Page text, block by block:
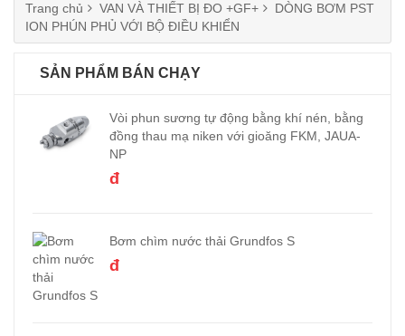
Trang chủ VAN VÀ THIẾT BỊ ĐO +GF+
DÒNG BƠM PST
ION PHÚN PHỦ VỚI BỘ ĐIỀU KHIỂN
SẢN PHẨM BÁN CHẠY
Vòi phun sương tự động bằng khí nén, bằng
đồng thau mạ niken với gioăng FKM, JAUA-
NP
đ
Bơm chìm nước thải Grundfos S
đ